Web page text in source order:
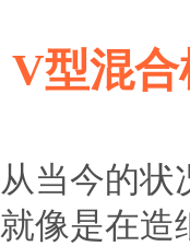
V型混合
从当今的状
就像是在造